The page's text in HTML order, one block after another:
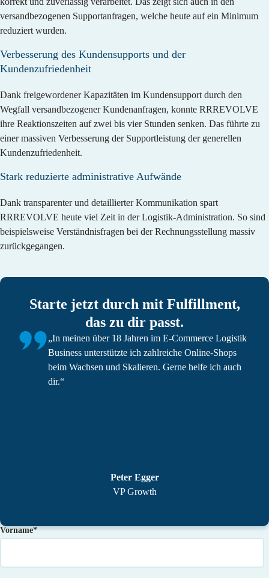
versandbezogenen Supportanfragen, welche heute auf ein Minimum
reduziert wurden.
Verbesserung des Kundensupports und der
Kundenzufriedenheit
Dank freigewordener Kapazitäten im Kundensupport durch den
Wegfall versandbezogener Kundenanfragen, konnte RRREVOLVE
ihre Reaktionszeiten auf zwei bis vier Stunden senken. Das führte zu
einer massiven Verbesserung der Supportleistung der generellen
Kundenzufriedenheit.
Stark reduzierte administrative Aufwände
Dank transparenter und detaillierter Kommunikation spart
RRREVOLVE heute viel Zeit in der Logistik-Administration. So sind
beispielsweise Verständnisfragen bei der Rechnungsstellung massiv
zurückgegangen.
Starte jetzt durch mit Fulfillment,
das zu dir passt.
„In meinen über 18 Jahren im E-Commerce Logistik
Business unterstützte ich zahlreiche Online-Shops
beim Wachsen und Skalieren. Gerne helfe ich auch
dir.“
Peter Egger
VP Growth
Vorname*